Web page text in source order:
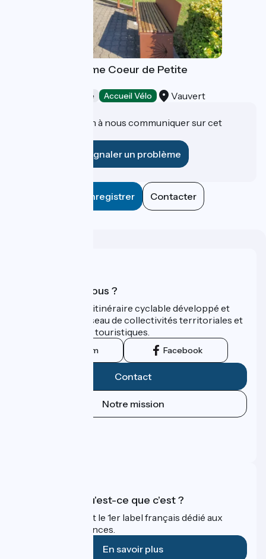
Office de Tourisme Coeur de Petite
Offices de Tourisme Accueil Vélo Vauvert
Une information à nous communiquer sur cet
Signaler un problème
Enregistrer Contacter
Qui sommes-nous ?
ViaRhôna est un itinéraire cyclable développé et
promu par un réseau de collectivités territoriales et
leurs institutions touristiques.
Instagram Facebook
Contact
Notre mission
Accueil Vélo qu'est-ce que c'est ?
Accueil Vélo c'est le 1er label français dédié aux
cyclistes en vacances.
En savoir plus